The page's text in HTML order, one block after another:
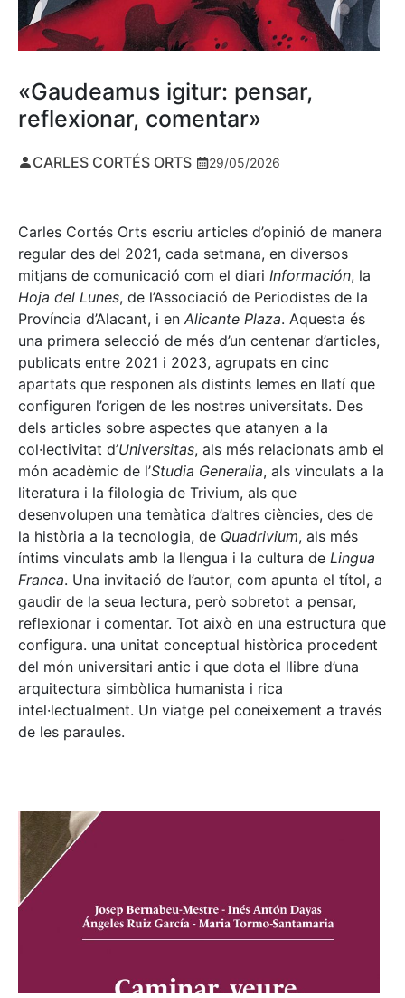
«Gaudeamus igitur: pensar,
reflexionar, comentar»
CARLES CORTÉS ORTS 29/05/2026
Carles Cortés Orts escriu articles d’opinió de manera
regular des del 2021, cada setmana, en diversos
mitjans de comunicació com el diari Información, la
Hoja del Lunes, de l’Associació de Periodistes de la
Província d’Alacant, i en Alicante Plaza. Aquesta és
una primera selecció de més d’un centenar d’articles,
publicats entre 2021 i 2023, agrupats en cinc
apartats que responen als distints lemes en llatí que
configuren l’origen de les nostres universitats. Des
dels articles sobre aspectes que atanyen a la
col·lectivitat d’Universitas, als més relacionats amb el
món acadèmic de l’Studia Generalia, als vinculats a la
literatura i la filologia de Trivium, als que
desenvolupen una temàtica d’altres ciències, des de
la història a la tecnologia, de Quadrivium, als més
íntims vinculats amb la llengua i la cultura de Lingua
Franca. Una invitació de l’autor, com apunta el títol, a
gaudir de la seua lectura, però sobretot a pensar,
reflexionar i comentar. Tot això en una estructura que
configura. una unitat conceptual històrica procedent
del món universitari antic i que dota el llibre d’una
arquitectura simbòlica humanista i rica
intel·lectualment. Un viatge pel coneixement a través
de les paraules.